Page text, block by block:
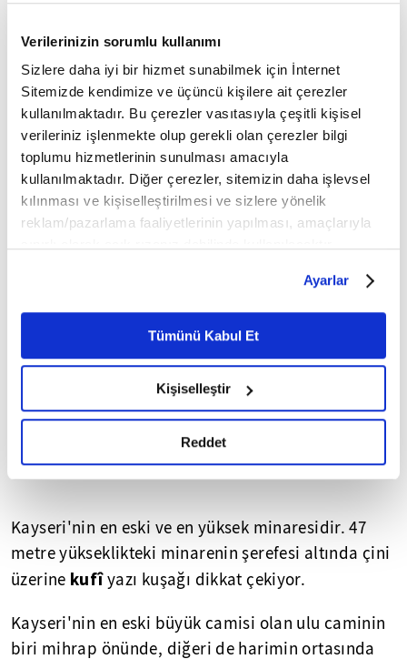
Verilerinizin sorumlu kullanımı
Sizlere daha iyi bir hizmet sunabilmek için İnternet
Sitemizde kendimize ve üçüncü kişilere ait çerezler
kullanılmaktadır. Bu çerezler vasıtasıyla çeşitli kişisel
verileriniz işlenmekte olup gerekli olan çerezler bilgi
toplumu hizmetlerinin sunulması amacıyla
kullanılmaktadır. Diğer çerezler, sitemizin daha işlevsel
kılınması ve kişiselleştirilmesi ve sizlere yönelik
reklam/pazarlama faaliyetlerinin yapılması, amaçlarıyla
belirleyebilirsiniz. Çerezlere ilişkin detaylı bilgi için
Ayarlar butonuna tıklayabilir,Çerez Bilgilendirme
Metnimizi ziyaret edebilirsiniz.
6698 sayılı Kişisel Verilerin Korunması Kanunu uyarınca
okumak ve sitemizi ziyaretiniz kapsamında
gerçekleştirilen veri işleme faaliyetleri ile ilgili daha
detaylı bilgi almak için lütfentıklayınız.
Ayarlar
Tümünü Kabul Et
Kişiselleştir
Reddet
Kayseri'nin en eski ve en yüksek minaresidir. 47
metre yükseklikteki minarenin şerefesi altında çini
üzerine kufîyazı kuşağı dikkat çekiyor.
Kayseri'nin en eski büyük camisi olan ulu caminin
biri mihrap önünde, diğeri de harimin ortasında